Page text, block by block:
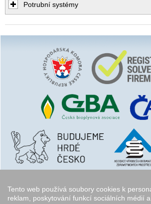
Tento web používá soubory cookies k
reklam, poskytování funkcí sociálních médií
Potrubní systémy